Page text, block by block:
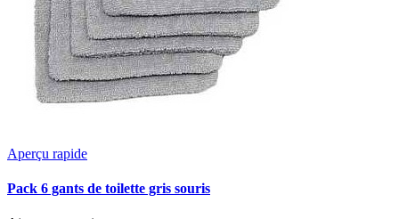
Aperçu rapide
Pack 6 gants de toilette gris souris